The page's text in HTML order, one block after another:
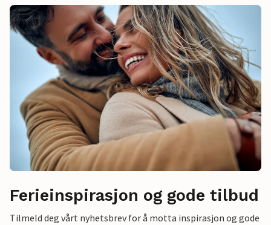
Ferieinspirasjon og gode tilbud
Tilmeld deg vårt nyhetsbrev for å motta inspirasjon og gode